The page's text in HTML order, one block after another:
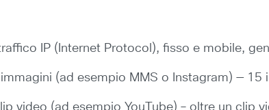
IP (Internet Protocol), fisso e mobile,
(ad esempio MMS o Instagram) —
video (ad esempio YouTube) – oltre un clip